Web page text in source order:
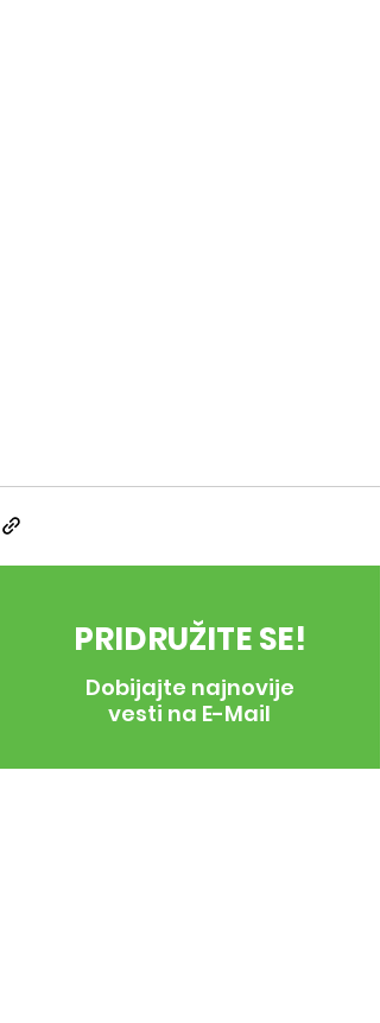
PRIDRUŽITE SE!
Dobijajte najnovije
vesti na E-Mail
E-Mail *